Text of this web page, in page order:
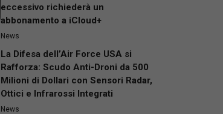
eccessivo richiederà un
abbonamento a iCloud+
News
La Difesa dell’Air Force USA si
Rafforza: Scudo Anti-Droni da 500
Milioni di Dollari con Sensori Radar,
Ottici e Infrarossi Integrati
News